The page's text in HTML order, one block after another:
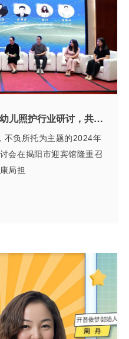
资讯 | 开普俊梦参与揭阳婴幼儿照护行业研讨，共探托幼新发展
不负所托为主题的2024年
会在揭阳市迎宾馆隆重召
局担